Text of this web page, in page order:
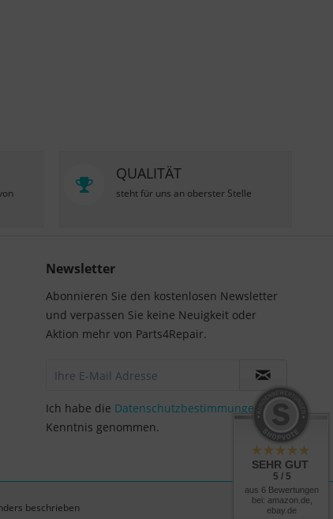
QUALITÄT
steht für uns an oberster Stelle
Newsletter
Abonnieren Sie den kostenlosen Newsletter
und verpassen Sie keine Neuigkeit oder
Aktion mehr von Parts4Repair.
Ich habe die Datenschutzbestimmungen zur
Kenntnis genommen.
beschrieben
SEHR GUT
5 / 5
aus 6 Bewertungen
bei: amazon.de,
ebay.de